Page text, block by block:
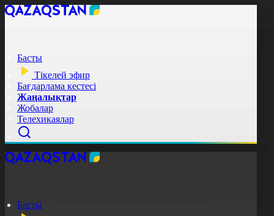
Басты
Тікелей эфир
Бағдарлама кестесі
Жаңалықтар
Жобалар
Телехикаялар
Басты